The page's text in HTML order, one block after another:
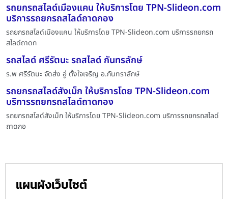
รถยกรถสไลด์เมืองแคน ให้บริการโดย TPN-Slideon.com
บริการรถยกรถสไลด์ถาดกอง
รถยกรถสไลด์เมืองแคน ให้บริการโดย TPN-Slideon.com บริการรถยกรถ
สไลด์ถาดก
รถสไลด์ ศรีรัตนะ รถสไลด์ กันทรลักษ์
ร.พ ศรีรัตนะ จัดส่ง อู่ ตั้งใจเจริญ อ.กันทราลักษ์
รถยกรถสไลด์สังเม็ก ให้บริการโดย TPN-Slideon.com
บริการรถยกรถสไลด์ถาดกอง
รถยกรถสไลด์สังเม็ก ให้บริการโดย TPN-Slideon.com บริการรถยกรถสไลด์
ถาดกอ
แผนผังเว็บไซต์